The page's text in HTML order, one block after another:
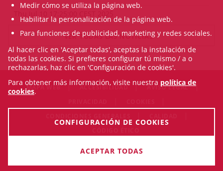
VER TODAS LAS NOTICIAS
MAPA WEB ACCESIBILIDAD
AVISO LEGAL
© Mon Aug 10 14:40:39 CEST 2026 Il·lustre Col·legi de
Medir cómo se utiliza la página web.
Habilitar la personalización de la página web.
Para funciones de publicidad, marketing y redes sociales.
Al hacer clic en 'Aceptar todas', aceptas la instalación de
todas las cookies. Si prefieres configurar tú mismo / a o
rechazarlas, haz clic en 'Configuración de cookies'.
Para obtener más información, visite nuestra política de
cookies.
CONFIGURACIÓN DE COOKIES
ACEPTAR TODAS